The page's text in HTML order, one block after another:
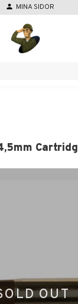
person MINA SIDOR
OUT